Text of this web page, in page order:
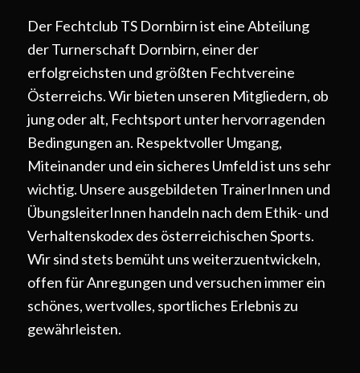
Der Fechtclub TS Dornbirn ist eine Abteilung
der Turnerschaft Dornbirn, einer der
erfolgreichsten und größten Fechtvereine
Österreichs. Wir bieten unseren Mitgliedern, ob
jung oder alt, Fechtsport unter hervorragenden
Bedingungen an. Respektvoller Umgang,
Miteinander und ein sicheres Umfeld ist uns sehr
wichtig. Unsere ausgebildeten TrainerInnen und
ÜbungsleiterInnen handeln nach dem Ethik- und
Verhaltenskodex des österreichischen Sports.
Wir sind stets bemüht uns weiterzuentwickeln,
offen für Anregungen und versuchen immer ein
schönes, wertvolles, sportliches Erlebnis zu
gewährleisten.